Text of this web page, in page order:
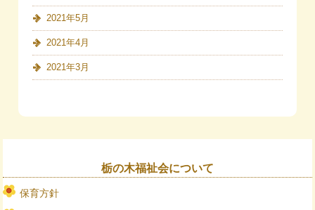
2021年5月
2021年4月
2021年3月
栃の木福祉会について
保育方針